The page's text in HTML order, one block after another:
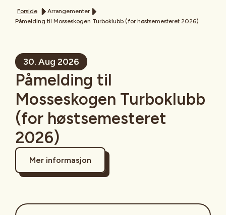
Forside
Arrangementer
Påmelding til Mosseskogen Turboklubb (for høstsemesteret 2026)
30. Aug 2026
Påmelding til
Mosseskogen Turboklubb
(for høstsemesteret
2026)
Mer informasjon